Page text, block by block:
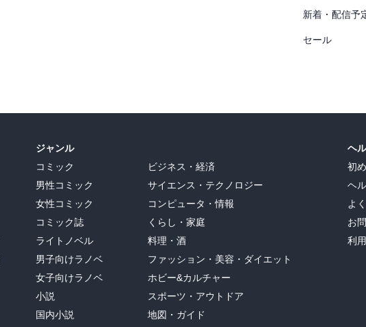
新着・配信予
セール
ジャンル
コミック
男性コミック
女性コミック
コミック誌
ライトノベル
男子向けラノベ
女子向けラノベ
小説
国内小説
ビジネス・経済
サイエンス・テクノロジー
コンピュータ・情報
くらし・家庭
料理・酒
ファッション・美容・ダイエット
ホビー&カルチャー
スポーツ・アウトドア
地図・ガイド
ヘ
初
ヘ
よ
お
利